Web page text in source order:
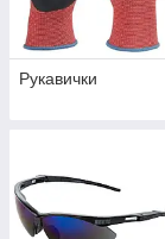
Рукавички